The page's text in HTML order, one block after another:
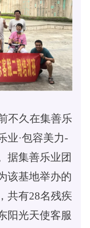
不久在集善乐
业·包容美力-
据集善乐业团
该基地举办的
共有28名残疾
阳光天使客服